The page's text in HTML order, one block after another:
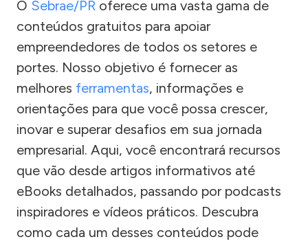
O Sebrae/PR oferece uma vasta gama de
conteúdos gratuitos para apoiar
empreendedores de todos os setores e
portes. Nosso objetivo é fornecer as
melhores ferramentas, informações e
orientações para que você possa crescer,
inovar e superar desafios em sua jornada
empresarial. Aqui, você encontrará recursos
que vão desde artigos informativos até
eBooks detalhados, passando por podcasts
inspiradores e vídeos práticos. Descubra
como cada um desses conteúdos pode